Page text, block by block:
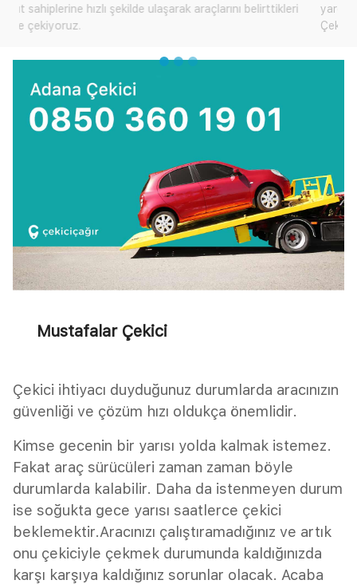
yardım isteyebilir, çok sık karşılaşılan bu durum için artık
Çekici Çağır'dan yardım talep edebilirsiniz.
Mustafalar Çekici
Çekici ihtiyacı duyduğunuz durumlarda aracınızın
güvenliği ve çözüm hızı oldukça önemlidir.
Kimse gecenin bir yarısı yolda kalmak istemez.
Fakat araç sürücüleri zaman zaman böyle
durumlarda kalabilir. Daha da istenmeyen durum
ise soğukta gece yarısı saatlerce çekici
beklemektir.Aracınızı çalıştıramadığınız ve artık
onu çekiciyle çekmek durumunda kaldığınızda
karşı karşıya kaldığınız sorunlar olacak. Acaba